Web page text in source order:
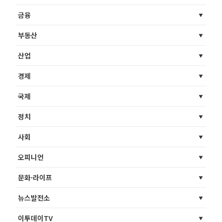
금융
부동산
산업
경제
국제
정치
사회
오피니언
문화·라이프
뉴스발전소
이투데이TV